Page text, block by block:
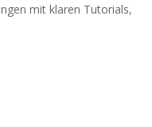
mit klaren Tutorials,